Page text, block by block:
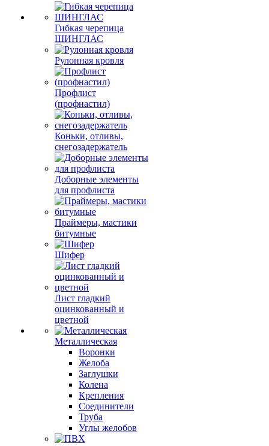
Гибкая черепица
ШИНГЛАС
Рулонная кровля
Профлист
(профнастил)
Коньки, отливы,
снегозадержатель
Доборные элементы
для профлиста
Праймеры, мастики
битумные
Шифер
Лист гладкий
оцинкованный и
цветной
Металлическая
Воронки
Желоба
Заглушки
Колена
Крепления
Соединители
Труба
Углы желобов